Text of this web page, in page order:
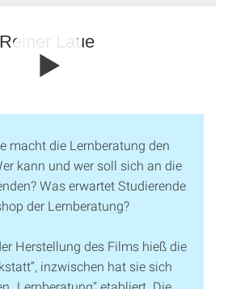
Laue
macht die Lernberatung den
kann und wer soll sich an die
Was erwartet Studierende
der Lernberatung?
Herstellung des Films hieß die
inzwischen hat sie sich